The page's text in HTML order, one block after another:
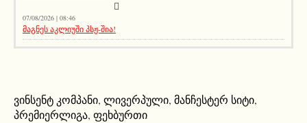
07/08/2026 | 08:46
მაგნეს აკლიუში პსჟ-შია!
ვინსენტ კომპანი, ლივერპული, მანჩესტერ სიტი,
პრემიერლიგა, ფეხბურთი